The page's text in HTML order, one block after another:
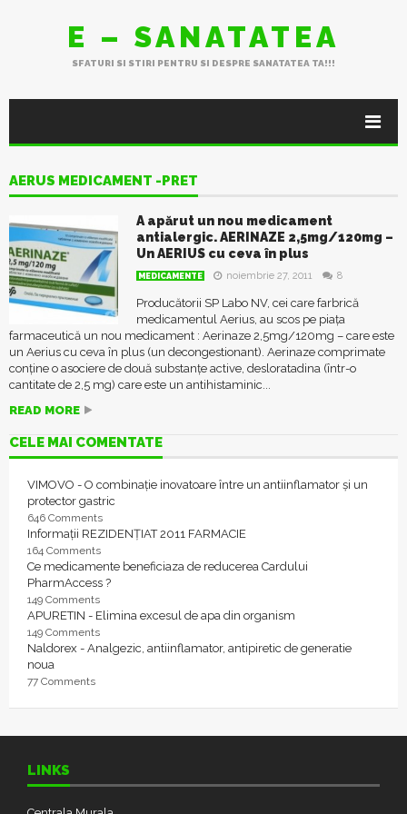
E – SANATATEA
SFATURI SI STIRI PENTRU SI DESPRE SANATATEA TA!!!
AERUS MEDICAMENT -PRET
A apărut un nou medicament
antialergic. AERINAZE 2,5mg/120mg –
Un AERIUS cu ceva în plus
MEDICAMENTE noiembrie 27, 2011 8
Producătorii SP Labo NV, cei care farbrică
medicamentul Aerius, au scos pe piața
farmaceutică un nou medicament : Aerinaze 2,5mg/120mg – care este
un Aerius cu ceva în plus (un decongestionant). Aerinaze comprimate
conține o asociere de două substanțe active, desloratadina (într-o
cantitate de 2,5 mg) care este un antihistaminic...
READ MORE
CELE MAI COMENTATE
VIMOVO - O combinație inovatoare între un antiinflamator și un
protector gastric
646 Comments
Informații REZIDENȚIAT 2011 FARMACIE
164 Comments
Ce medicamente beneficiaza de reducerea Cardului
PharmAccess ?
149 Comments
APURETIN - Elimina excesul de apa din organism
149 Comments
Naldorex - Analgezic, antiinflamator, antipiretic de generatie
noua
77 Comments
LINKS